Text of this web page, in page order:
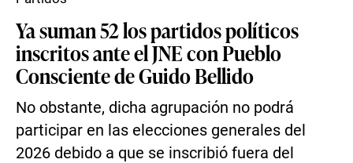
Ya suman 52 los partidos políticos
inscritos ante el JNE con Pueblo
Consciente de Guido Bellido
No obstante, dicha agrupación no podrá
participar en las elecciones generales del
2026 debido a que se inscribió fuera del